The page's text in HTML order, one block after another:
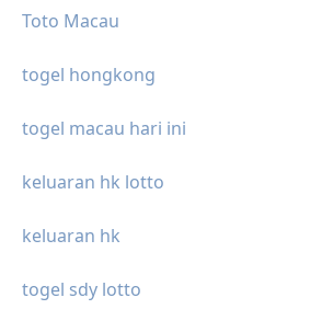
Toto Macau
togel hongkong
togel macau hari ini
keluaran hk lotto
keluaran hk
togel sdy lotto